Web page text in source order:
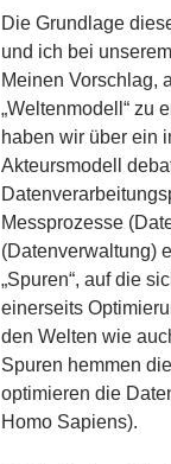
Die Grundlage
und ich bei
Meinen Vorschlag,
„Weltenmodell“ zu
haben wir über ein
Akteursmodell
Messprozesse
(Datenverwaltung)
„Spuren“, auf die
einerseits
den Welten wie
Spuren hemmen
optimieren die
Homo Sapiens).